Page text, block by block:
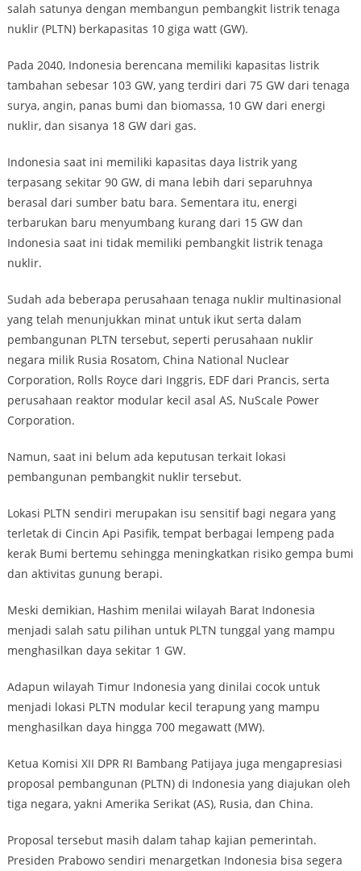
salah satunya dengan membangun pembangkit listrik tenaga
nuklir (PLTN) berkapasitas 10 giga watt (GW).
Pada 2040, Indonesia berencana memiliki kapasitas listrik
tambahan sebesar 103 GW, yang terdiri dari 75 GW dari tenaga
surya, angin, panas bumi dan biomassa, 10 GW dari energi
nuklir, dan sisanya 18 GW dari gas.
Indonesia saat ini memiliki kapasitas daya listrik yang
terpasang sekitar 90 GW, di mana lebih dari separuhnya
berasal dari sumber batu bara. Sementara itu, energi
terbarukan baru menyumbang kurang dari 15 GW dan
Indonesia saat ini tidak memiliki pembangkit listrik tenaga
nuklir.
Sudah ada beberapa perusahaan tenaga nuklir multinasional
yang telah menunjukkan minat untuk ikut serta dalam
pembangunan PLTN tersebut, seperti perusahaan nuklir
negara milik Rusia Rosatom, China National Nuclear
Corporation, Rolls Royce dari Inggris, EDF dari Prancis, serta
perusahaan reaktor modular kecil asal AS, NuScale Power
Corporation.
Namun, saat ini belum ada keputusan terkait lokasi
pembangunan pembangkit nuklir tersebut.
Lokasi PLTN sendiri merupakan isu sensitif bagi negara yang
terletak di Cincin Api Pasifik, tempat berbagai lempeng pada
kerak Bumi bertemu sehingga meningkatkan risiko gempa bumi
dan aktivitas gunung berapi.
Meski demikian, Hashim menilai wilayah Barat Indonesia
menjadi salah satu pilihan untuk PLTN tunggal yang mampu
menghasilkan daya sekitar 1 GW.
Adapun wilayah Timur Indonesia yang dinilai cocok untuk
menjadi lokasi PLTN modular kecil terapung yang mampu
menghasilkan daya hingga 700 megawatt (MW).
Ketua Komisi XII DPR RI Bambang Patijaya juga mengapresiasi
proposal pembangunan (PLTN) di Indonesia yang diajukan oleh
tiga negara, yakni Amerika Serikat (AS), Rusia, dan China.
Proposal tersebut masih dalam tahap kajian pemerintah.
Presiden Prabowo sendiri menargetkan Indonesia bisa segera